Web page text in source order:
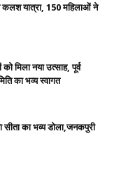
कलश यात्रा, 150 महिलाओं ने
मिला नया उत्साह, पूर्व
का भव्य स्वागत
सीता का भव्य डोला,जनकपुरी